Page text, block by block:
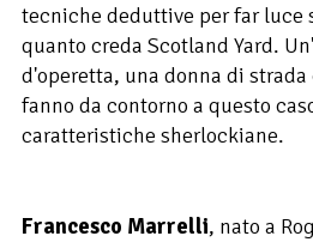
tecniche deduttive per far luce
quanto creda Scotland Yard.
d'operetta, una donna di
fanno da contorno a questo
caratteristiche sherlockiane.
Francesco Marrelli, nato a